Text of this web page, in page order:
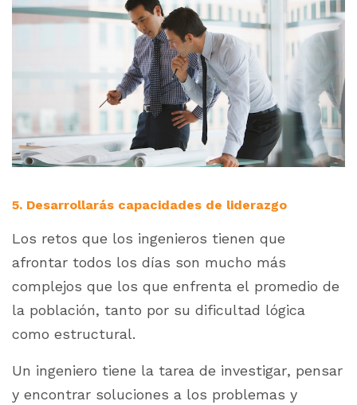
5. Desarrollarás capacidades de liderazgo
Los retos que los ingenieros tienen que
afrontar todos los días son mucho más
complejos que los que enfrenta el promedio de
la población, tanto por su dificultad lógica
como estructural.
Un ingeniero tiene la tarea de investigar, pensar
y encontrar soluciones a los problemas y